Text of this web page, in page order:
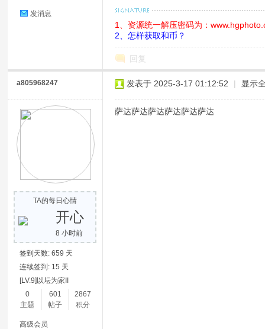
发消息
1、资源统一解压密码为：
2、怎样获取和币？
回复
a805968247
TA的每日心情
开心
8 小时前
签到天数: 659 天
连续签到: 15 天
[LV.9]以坛为家II
0
主题
601
帖子
2867
积分
高级会员
发表于 2025-3-17 01:12:52 | 显示
萨达萨达萨达萨达萨达萨达